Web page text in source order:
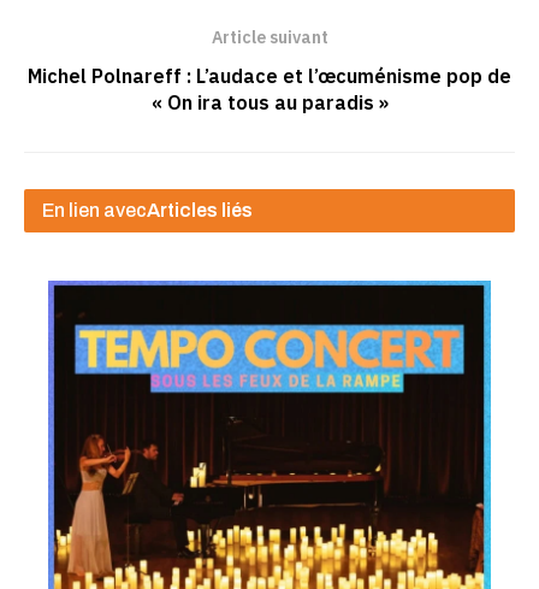
Article suivant
Michel Polnareff : L’audace et l’œcuménisme pop de
« On ira tous au paradis »
En lien avecArticles liés